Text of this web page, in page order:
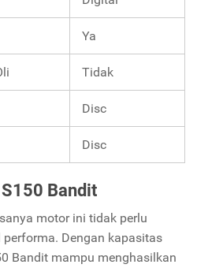
Ya
Tidak
Disc
Disc
Bandit
motor ini tidak perlu
Dengan kapasitas
Bandit mampu menghasilkan